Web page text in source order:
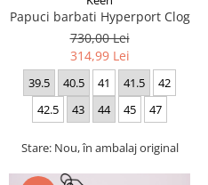
Papuci barbati Hyperport Clog
730,00 Lei
314,99 Lei
39.5 40.5 41 41.5
42
42.5
43 44 45 47
Stare: Nou, în ambalaj original